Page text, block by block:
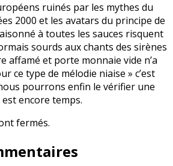
ruinés par les mythes du
2000 et les avatars du principe de
à toutes les sauces risquent
sourds aux chants des sirènes
affamé et porte monnaie vide n’a
ce type de mélodie niaise » c’est
pourrons enfin le vérifier une
encore temps.
fermés.